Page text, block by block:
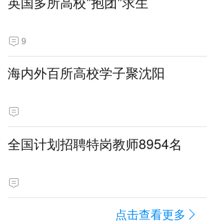
9
海内外百所高校学子聚沈阳
全国计划招聘特岗教师8954名
点击查看更多